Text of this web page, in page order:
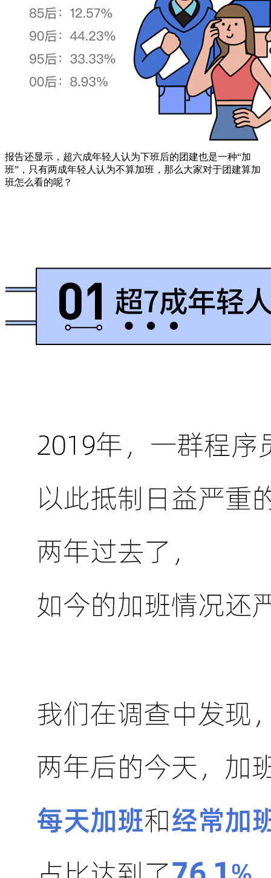
报告还显示，超六成年轻人认为下班后的团建也是一种“加
班”，只有两成年轻人认为不算加班，那么大家对于团建算加
班怎么看的呢？